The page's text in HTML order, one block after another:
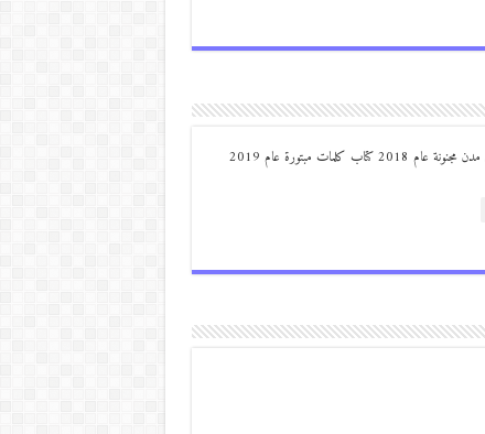
من مواليد ديرعلا ( الصوالحة) صدر له : كتاب مذكرات مجنون في مدن مجنونة عام 2018 كتاب كلمات مبتورة عام 2019